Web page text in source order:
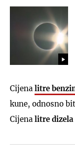
Cijena litre
kune, odnosno
Cijena litre dizela